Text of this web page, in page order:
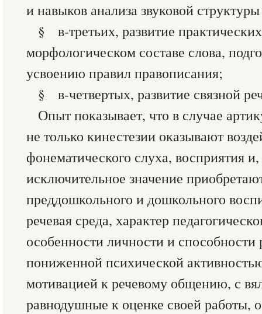
и навыков анализа звуковой
§ в-третьих, развитие
морфологическом составе слова,
усвоению правил правописания;
§ в-четвертых, развитие связной
Опыт показывает, что в случае
не только кинестезии оказывают
фонематического слуха, восприятия
исключительное значение
преддошкольного и дошкольного
речевая среда, характер
особенности личности и способности
пониженной психической
мотивацией к речевому общению, с
равнодушные к оценке своей работы,